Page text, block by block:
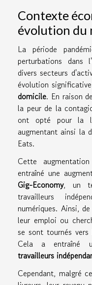
Contexte
évolution du
La période
perturbations dans
divers secteurs
évolution
domicile. En raison
la peur de la
ont opté pour la
augmentant ainsi la
Eats.
Cette
entraîné une
Gig-Economy, un
travailleurs
numériques. Ainsi,
leur emploi ou
se sont tournés
Cela a entraîné
travailleurs
Cependant, malgré